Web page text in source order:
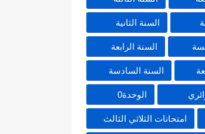
السنة الثانية
السنة الرابعة
السنة السادسة
الوحدة0
امتحانات الثلاثي الثالث